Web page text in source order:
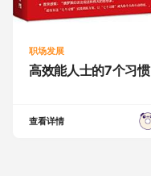
职场发展
高效能人士的7个习惯
查看详情